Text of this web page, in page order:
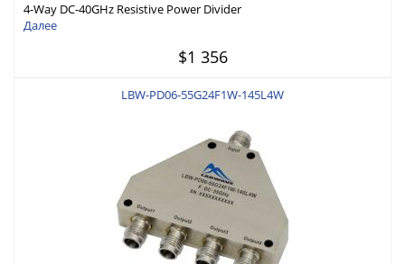
4-Way DC-40GHz Resistive Power Divider
Далее
$1 356
LBW-PD06-55G24F1W-145L4W